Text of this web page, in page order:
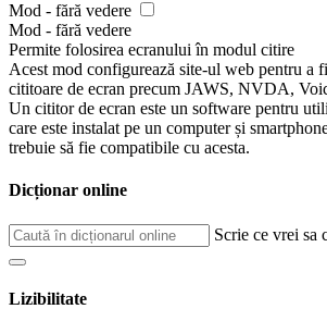
Mod - fără vedere
Mod - fără vedere
Permite folosirea ecranului în modul citire
Acest mod configurează site-ul web pentru a
cititoare de ecran precum JAWS, NVDA,
Un cititor de ecran este un software pentru
care este instalat pe un computer și
trebuie să fie compatibile cu acesta.
Dicționar online
Scrie ce vrei sa
Lizibilitate